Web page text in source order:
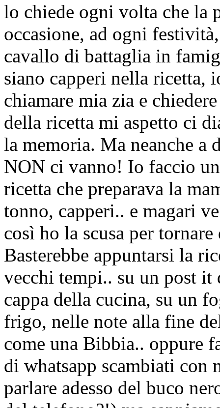
lo chiede ogni volta che la
occasione, ad ogni
cavallo di battaglia in
siano capperi nella ricetta,
chiamare mia zia e
della ricetta mi aspetto ci
la memoria. Ma neanche
NON ci vanno! Io faccio
ricetta che preparava la
tonno, capperi.. e magari
così ho la scusa per
Basterebbe appuntarsi la
vecchi tempi.. su un post
cappa della cucina, su un
frigo, nelle note alla fine
come una Bibbia.. oppure
di whatsapp scambiati
parlare adesso del buco